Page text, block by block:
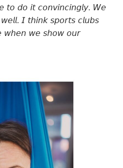
𝘵𝘰 𝘥𝘰 𝘪𝘵 𝘤𝘰𝘯𝘷𝘪𝘯𝘤𝘪𝘯𝘨𝘭𝘺. 𝘞𝘦
𝘐 𝘵𝘩𝘪𝘯𝘬 𝘴𝘱𝘰𝘳𝘵𝘴 𝘤𝘭𝘶𝘣𝘴
𝘸𝘩𝘦𝘯 𝘸𝘦 𝘴𝘩𝘰𝘸 𝘰𝘶𝘳